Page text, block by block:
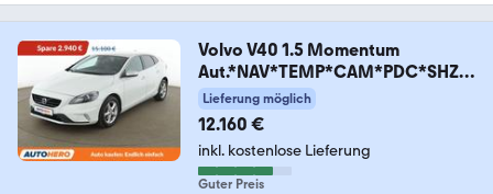
Volvo V40 1.5 Momentum
Aut.*NAV*TEMP*CAM*PDC*SHZ*
ALU*
Lieferung möglich
12.160 €
inkl. kostenlose Lieferung
Guter Preis